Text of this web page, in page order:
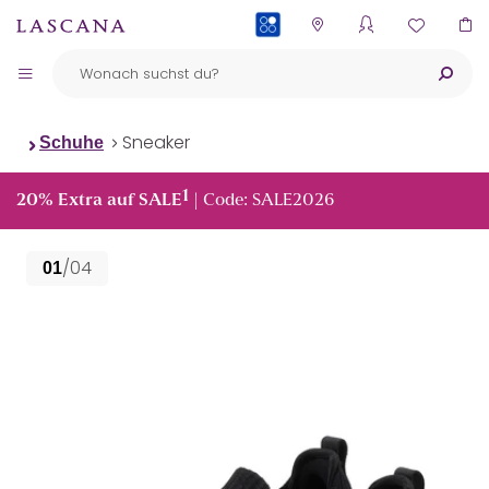
Schuhe Sneaker
20% Extra auf SALE1 | Code: SALE2026
01/04